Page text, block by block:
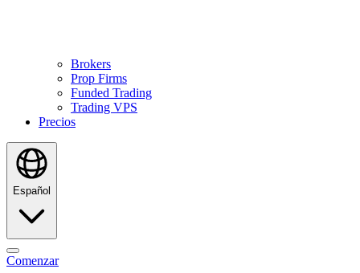
Brokers
Prop Firms
Funded Trading
Trading VPS
Precios
Español
Comenzar